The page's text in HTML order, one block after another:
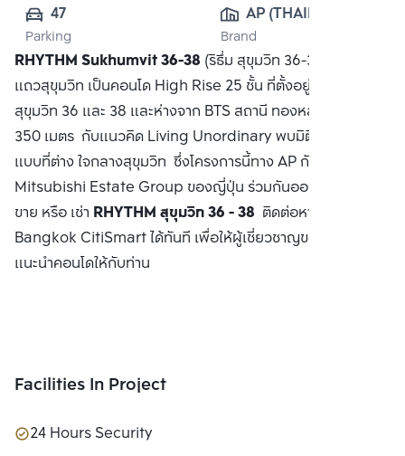
47
Parking
AP (THAILAND)
PUBLIC CO.,
LTD.
Brand
RHYTHM Sukhumvit 36-38 (ริธึ่ม สุขุมวิท 36-38) คอนโด
แถวสุขุมวิท เป็นคอนโด High Rise 25 ชั้น ที่ตั้งอยู่ระหว่างซอย
สุขุมวิท 36 และ 38 และห่างจาก BTS สถานี ทองหล่อ ประมาณ
350 เมตร กับแนวคิด Living Unordinary พบมิติการใช้ชีวิตรูป
แบบที่ต่าง ใจกลางสุขุมวิท ซึ่งโครงการนี้ทาง AP กับ
Mitsubishi Estate Group ของญี่ปุ่น ร่วมกันออกแบบ ซื้อ
ขาย หรือ เช่า RHYTHM สุขุมวิท 36 - 38 ติดต่อหาเรา
Bangkok CitiSmart ได้ทันที เพื่อให้ผู้เชี่ยวชาญของเราได้
แนะนำคอนโดให้กับท่าน
Facilities In Project
24 Hours Security